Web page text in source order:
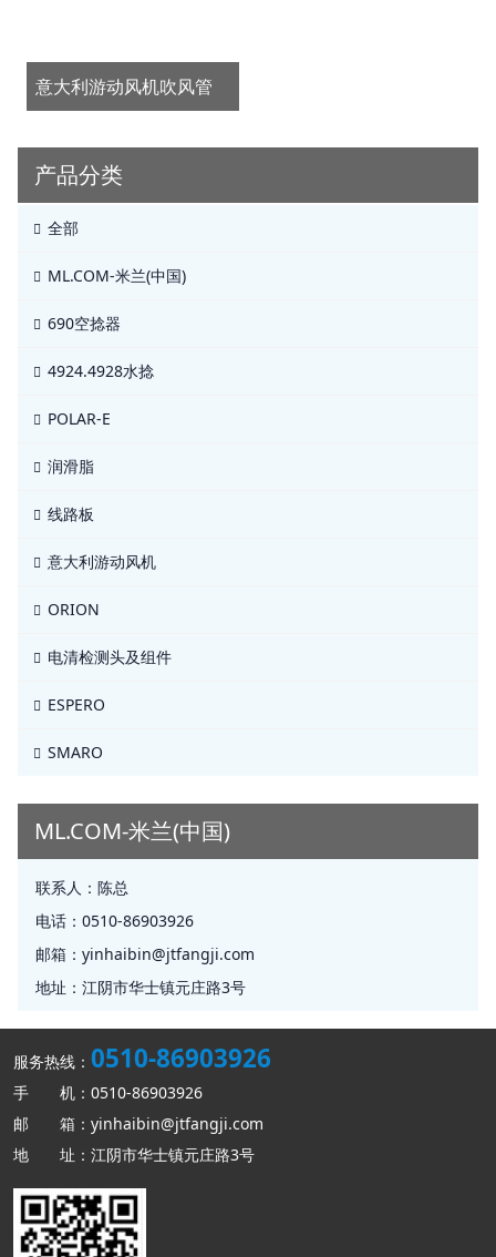
意大利游动风机吹风管
产品分类
全部
ML.COM-米兰(中国)
690空捻器
4924.4928水捻
POLAR-E
润滑脂
线路板
意大利游动风机
ORION
电清检测头及组件
ESPERO
SMARO
ML.COM-米兰(中国)
联系人： 陈总
电话： 0510-86903926
邮箱： yinhaibin@jtfangji.com
地址： 江阴市华士镇元庄路3号
服务热线： 0510-86903926
手 机：0510-86903926
邮 箱：yinhaibin@jtfangji.com
地 址：江阴市华士镇元庄路3号